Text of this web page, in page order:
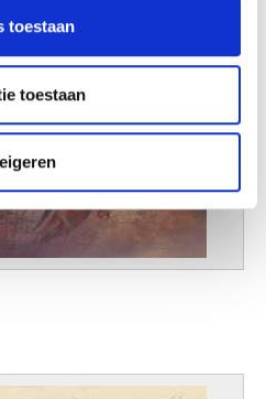
onze site met onze
adverteren en analyse. Deze
verstrekt of die ze hebben
gebruik van hun services.
toestaan
toestaan